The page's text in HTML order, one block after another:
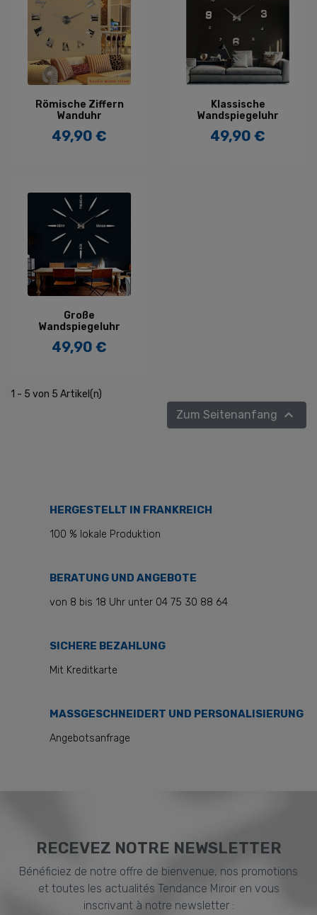
Römische Ziffern
Wanduhr
Preis
49,90 €
Klassische
Wandspiegeluhr
Preis
49,90 €
Große
Wandspiegeluhr
Preis
49,90 €
1 - 5 von 5 Artikel(n)
Zum Seitenanfang 
HERGESTELLT IN FRANKREICH
100 % lokale Produktion
BERATUNG UND ANGEBOTE
von 8 bis 18 Uhr unter 04 75 30 88 64
SICHERE BEZAHLUNG
Mit Kreditkarte
MASSGESCHNEIDERT UND PERSONALISIERUNG
Angebotsanfrage
RECEVEZ NOTRE NEWSLETTER
Bénéficiez de notre offre de bienvenue, nos promotions
et toutes les actualités Tendance Miroir en vous
inscrivant à notre newsletter :